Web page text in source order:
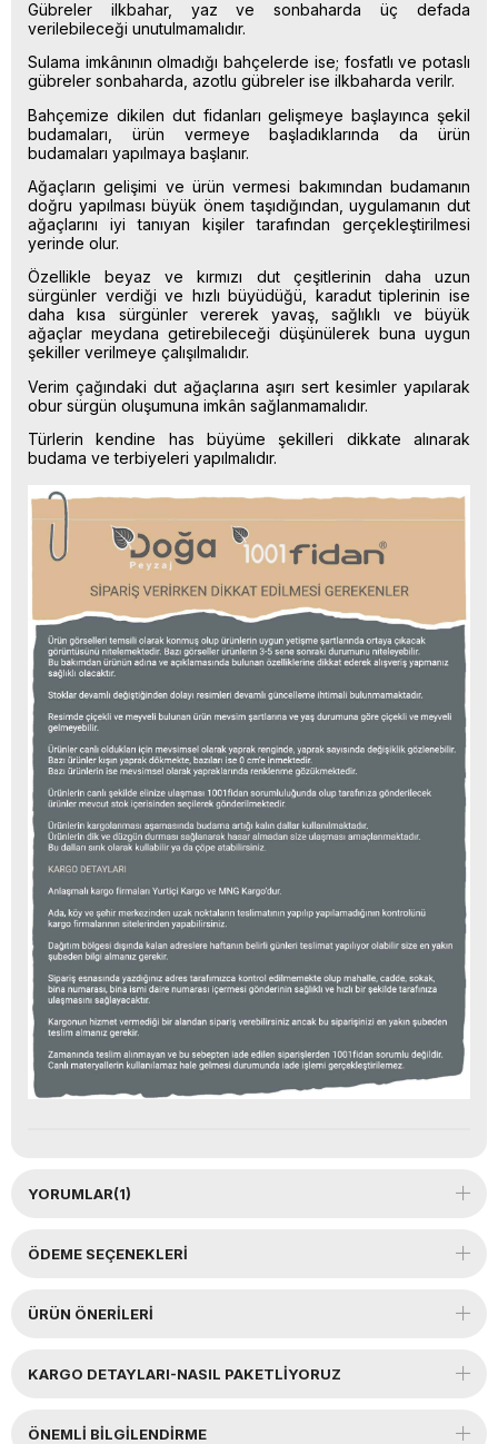
Gübreler ilkbahar, yaz ve sonbaharda üç defada
verilebileceği unutulmamalıdır.
Sulama imkânının olmadığı bahçelerde ise; fosfatlı ve potaslı
gübreler sonbaharda, azotlu gübreler ise ilkbaharda verilr.
Bahçemize dikilen dut fidanları gelişmeye başlayınca şekil
budamaları, ürün vermeye başladıklarında da ürün
budamaları yapılmaya başlanır.
Ağaçların gelişimi ve ürün vermesi bakımından budamanın
doğru yapılması büyük önem taşıdığından, uygulamanın dut
ağaçlarını iyi tanıyan kişiler tarafından gerçekleştirilmesi
yerinde olur.
Özellikle beyaz ve kırmızı dut çeşitlerinin daha uzun
sürgünler verdiği ve hızlı büyüdüğü, karadut tiplerinin ise
daha kısa sürgünler vererek yavaş, sağlıklı ve büyük
ağaçlar meydana getirebileceği düşünülerek buna uygun
şekiller verilmeye çalışılmalıdır.
Verim çağındaki dut ağaçlarına aşırı sert kesimler yapılarak
obur sürgün oluşumuna imkân sağlanmamalıdır.
Türlerin kendine has büyüme şekilleri dikkate alınarak
budama ve terbiyeleri yapılmalıdır.
YORUMLAR(1)
ÖDEME SEÇENEKLERI
ÜRÜN ÖNERILERI
KARGO DETAYLARI-NASIL PAKETLİYORUZ
ÖNEMLI BILGILENDIRME